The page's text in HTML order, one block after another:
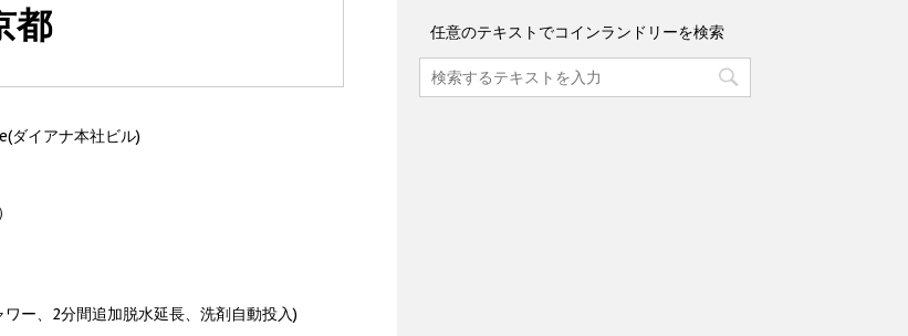
都
ダイアナ本社ビル)
ー、2分間追加脱水延長、洗剤自動投入)
町
村
を
選
任意のテキストでコインランドリーを検索